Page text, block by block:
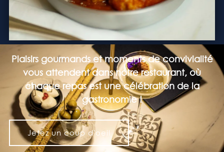
Plaisirs gourmands et moments de convivialité
vous attendent dans notre restaurant, où
chaque repas est une célébration de la
gastronomie !
Jetez un coup d'oeil